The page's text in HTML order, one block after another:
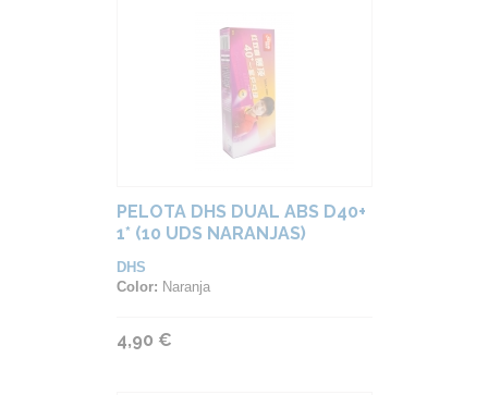
PELOTA DHS DUAL ABS D40+
1* (10 UDS NARANJAS)
DHS
Color: Naranja
4,90 €